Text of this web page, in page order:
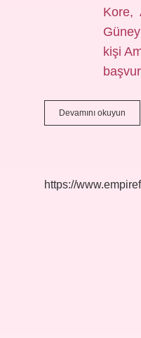
Kore,
kişi
Devamını okuyun
https://